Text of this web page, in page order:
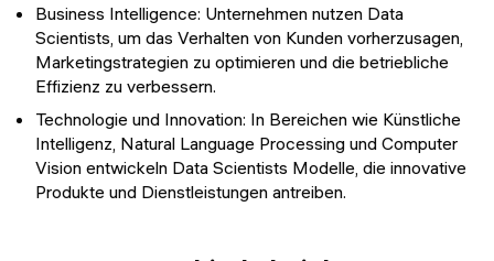
Business Intelligence: Unternehmen nutzen Data
Scientists, um das Verhalten von Kunden vorherzusagen,
Marketingstrategien zu optimieren und die betriebliche
Effizienz zu verbessern.
Technologie und Innovation: In Bereichen wie Künstliche
Intelligenz, Natural Language Processing und Computer
Vision entwickeln Data Scientists Modelle, die innovative
Produkte und Dienstleistungen antreiben.